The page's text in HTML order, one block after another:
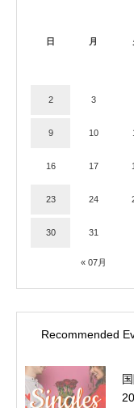
日 月
« 07月
2 3
9 10
16 17
23 24
30 31
Recommended